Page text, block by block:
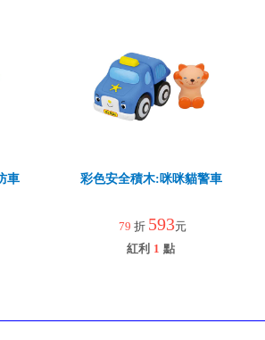
車 彩色安全積木:咪咪貓警車
79 折 593元
紅利 1 點